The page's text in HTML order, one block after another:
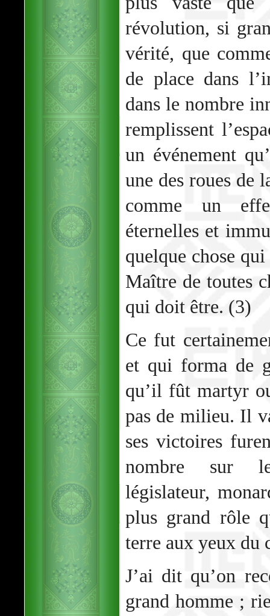
révolution, si
vérité, que
de place dans
dans le nombre
remplissent
un événement
une des roues de
comme un
éternelles et
quelque chose
Maître de toutes
qui doit être. (3)
Ce fut
et qui forma de
qu’il fût martyr
pas de milieu. Il
ses victoires
nombre sur
législateur,
plus grand rôle
terre aux yeux du
J’ai dit qu’on
grand homme ;